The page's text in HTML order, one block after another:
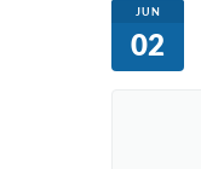
JUN
02